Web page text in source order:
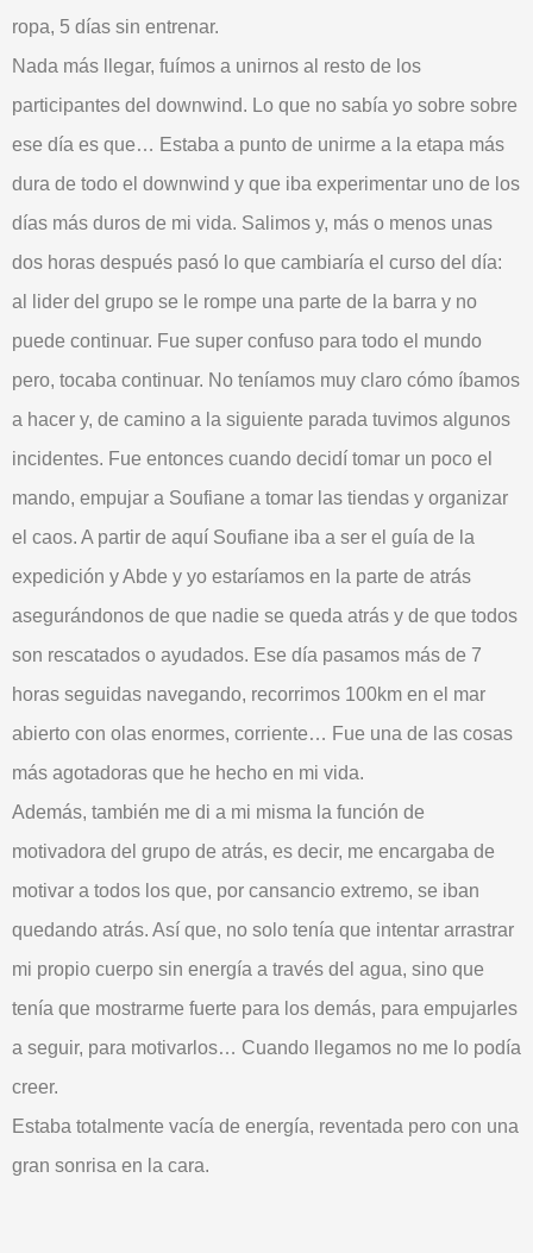
ropa, 5 días sin entrenar.
Nada más llegar, fuímos a unirnos al resto de los
participantes del downwind. Lo que no sabía yo sobre sobre
ese día es que… Estaba a punto de unirme a la etapa más
dura de todo el downwind y que iba experimentar uno de los
días más duros de mi vida. Salimos y, más o menos unas
dos horas después pasó lo que cambiaría el curso del día:
al lider del grupo se le rompe una parte de la barra y no
puede continuar. Fue super confuso para todo el mundo
pero, tocaba continuar. No teníamos muy claro cómo íbamos
a hacer y, de camino a la siguiente parada tuvimos algunos
incidentes. Fue entonces cuando decidí tomar un poco el
mando, empujar a Soufiane a tomar las tiendas y organizar
el caos. A partir de aquí Soufiane iba a ser el guía de la
expedición y Abde y yo estaríamos en la parte de atrás
asegurándonos de que nadie se queda atrás y de que todos
son rescatados o ayudados. Ese día pasamos más de 7
horas seguidas navegando, recorrimos 100km en el mar
abierto con olas enormes, corriente… Fue una de las cosas
más agotadoras que he hecho en mi vida.
Además, también me di a mi misma la función de
motivadora del grupo de atrás, es decir, me encargaba de
motivar a todos los que, por cansancio extremo, se iban
quedando atrás. Así que, no solo tenía que intentar arrastrar
mi propio cuerpo sin energía a través del agua, sino que
tenía que mostrarme fuerte para los demás, para empujarles
a seguir, para motivarlos… Cuando llegamos no me lo podía
creer.
Estaba totalmente vacía de energía, reventada pero con una
gran sonrisa en la cara.